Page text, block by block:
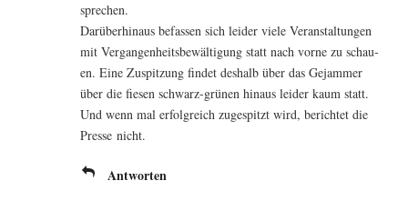
sprechen.
Dar­über­hin­aus befas­sen sich lei­der vie­le Ver­an­stal­tun­gen
mit Ver­gan­gen­heits­be­wäl­ti­gung statt nach vor­ne zu schau­
en. Eine Zuspit­zung fin­det des­halb über das Gejam­mer
über die fie­sen schwarz-grü­nen hin­aus lei­der kaum statt.
Und wenn mal erfolg­reich zuge­spitzt wird, berich­tet die
Pres­se nicht.
Antworten